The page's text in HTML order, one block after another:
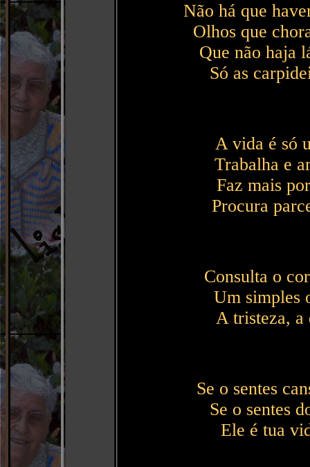
Não há que
Olhos que
Que não haja
Só as
A vida é só
Trabalha e
Faz mais
Procura
Consulta o
Um simples
A tristeza, a
Se o sentes
Se o sentes
Ele é tua